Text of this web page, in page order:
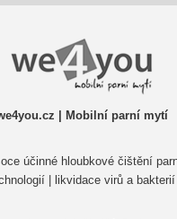
| Mobilní parní mytí
účinné hloubkové čištění
| likvidace virů a bakterií